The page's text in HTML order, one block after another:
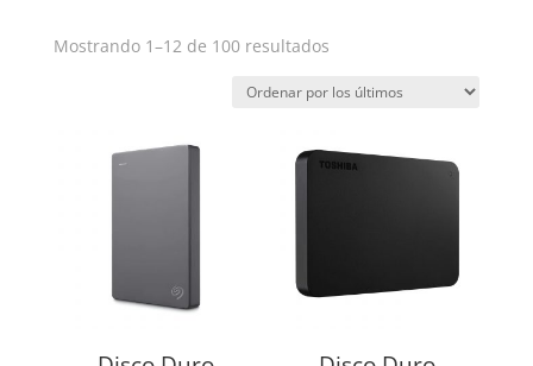
Mostrando 1–12 de 100 resultadosOrdenado
los